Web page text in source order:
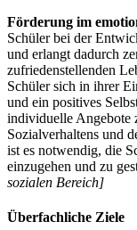
Förderung im
Schüler bei der
und erlangt dadurch
zufriedenstellenden
Schüler sich in ihrer
und ein positives
individuelle Angebote
Sozialverhaltens und
ist es notwendig, die
einzugehen und zu
sozialen Bereich]
Überfachliche Ziele